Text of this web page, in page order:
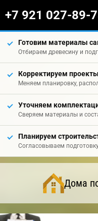
+7 921 027-89-
Готовим материалы
Отбираем древесину и
Корректируем проекты
Меняем планировку,
Уточняем
Сверяем материалы и
Планируем
Согласовываем
Дома